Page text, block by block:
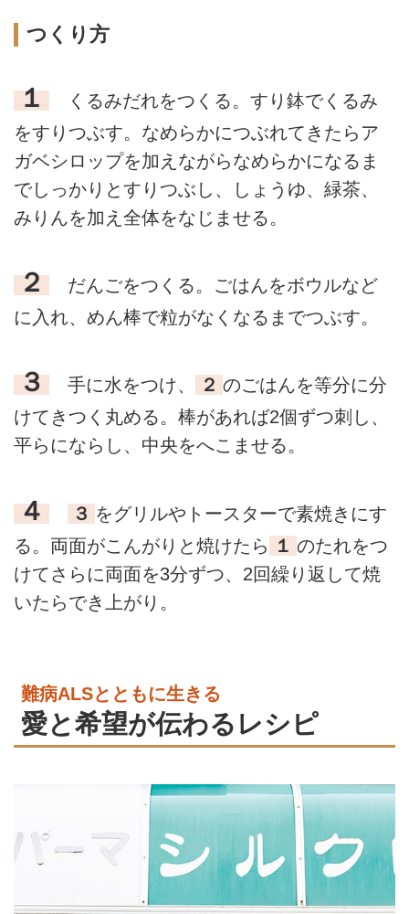
つくり方
１
くるみだれをつくる。すり鉢でくるみ
をすりつぶす。なめらかにつぶれてきたらア
ガベシロップを加えながらなめらかになるま
でしっかりとすりつぶし、しょうゆ、緑茶、
みりんを加え全体をなじませる。
２
だんごをつくる。ごはんをボウルなど
に入れ、めん棒で粒がなくなるまでつぶす。
３ 手に水をつけ、 ２ のごはんを等分に分
けてきつく丸める。棒があれば2個ずつ刺し、
平らにならし、中央をへこませる。
４ ３ をグリルやトースターで素焼きにす
る。両面がこんがりと焼けたら １ のたれをつ
けてさらに両面を3分ずつ、2回繰り返して焼
いたらでき上がり。
難病ALSとともに生きる
愛と希望が伝わるレシピ